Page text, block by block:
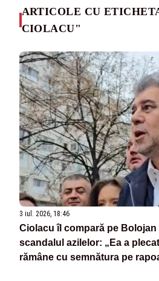
ARTICOLE CU
CIOLACU"
3 iul. 2026, 18:46
Ciolacu îl compară pe Bolojan
scandalul azilelor: „Ea a
rămâne cu semnătura pe